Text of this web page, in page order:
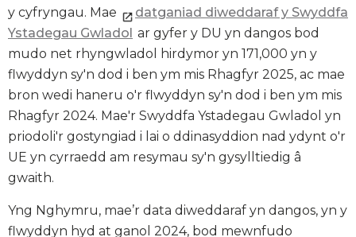
y cyfryngau. Mae
datganiad diweddaraf y Swyddfa
Ystadegau Gwladol ar gyfer y DU yn dangos bod
mudo net rhyngwladol hirdymor yn 171,000 yn y
flwyddyn sy'n dod i ben ym mis Rhagfyr 2025, ac mae
bron wedi haneru o'r flwyddyn sy'n dod i ben ym mis
Rhagfyr 2024. Mae'r Swyddfa Ystadegau Gwladol yn
priodoli'r gostyngiad i lai o ddinasyddion nad ydynt o'r
UE yn cyrraedd am resymau sy'n gysylltiedig â
gwaith.
Yng Nghymru, mae’r data diweddaraf yn dangos, yn y
flwyddyn hyd at ganol 2024, bod mewnfudo